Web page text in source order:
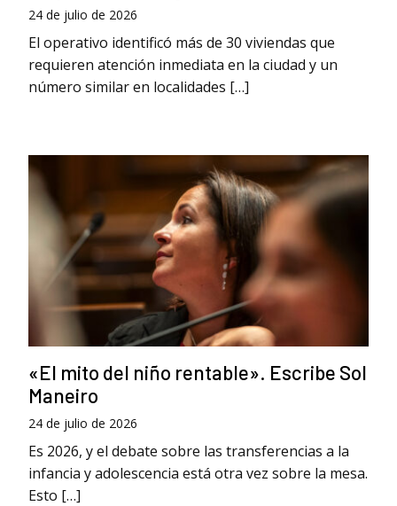
24 de julio de 2026
El operativo identificó más de 30 viviendas que
requieren atención inmediata en la ciudad y un
número similar en localidades […]
«El mito del niño rentable». Escribe Sol
Maneiro
24 de julio de 2026
Es 2026, y el debate sobre las transferencias a la
infancia y adolescencia está otra vez sobre la mesa.
Esto […]